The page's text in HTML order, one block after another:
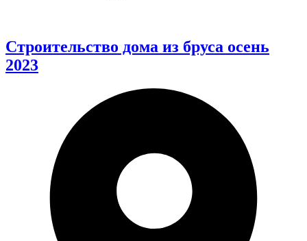
Строительство дома из бруса осень
2023